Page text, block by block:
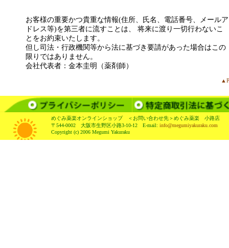
お客様の重要かつ貴重な情報(住所、氏名、電話番号、メールア
ドレス等)を第三者に流すことは、 将来に渡り一切行わないこ
とをお約束いたします。
但し司法・行政機関等から法に基づき要請があった場合はこの
限りではありません。
会社代表者：金本圭明（薬剤師）
めぐみ薬楽オンラインショップ ＜お問い合わせ先＞めぐみ薬楽 小路店
〒544-0002 大阪市生野区小路3-10-12 E-mail: info@megumiyakuraku.com
Copyright (c) 2006 Megumi Yakuraku